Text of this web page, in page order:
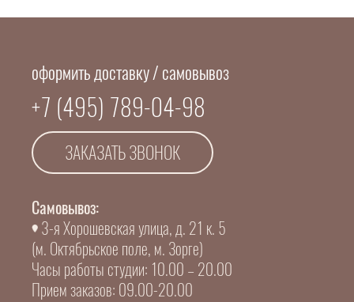
оформить доставку / самовывоз
+7 (495) 789-04-98
ЗАКАЗАТЬ ЗВОНОК
Самовывоз:
3-я Хорошевская улица, д. 21 к. 5
(м. Октябрьское поле, м. Зорге)
Часы работы студии: 10.00 – 20.00
Прием заказов: 09.00-20.00